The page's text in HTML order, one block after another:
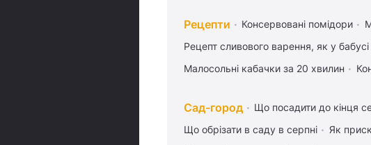
Рецепти Консервовані помідори
Рецепт сливового варення, як у бабусі
Малосольні кабачки за 20 хвилин
Сад-город Що посадити до кінця
Що обрізати в саду в серпні
Як